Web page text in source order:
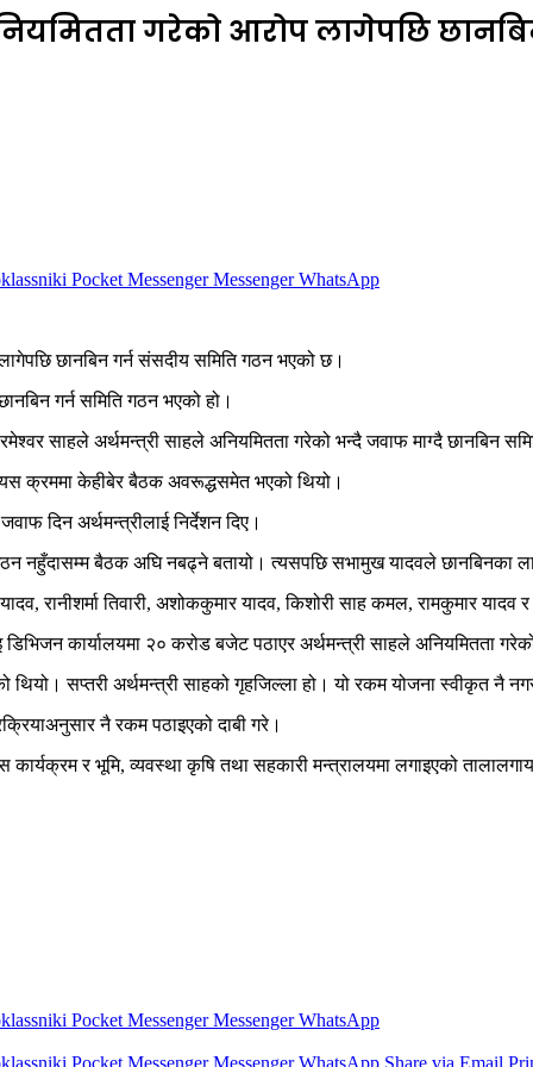
गरेको आरोप लागेपछि
Pocket Messenger Messenger WhatsApp
छानबिन गर्न संसदीय समिति गठन भएको छ।
गर्न समिति गठन भएको हो।
साहले अर्थमन्त्री साहले अनियमितता गरेको भन्दै जवाफ माग्दै छानबिन
क्रममा केहीबेर बैठक अवरूद्धसमेत भएको थियो।
दिन अर्थमन्त्रीलाई निर्देशन दिए।
नहुँदासम्म बैठक अघि नबढ्ने बतायो। त्यसपछि सभामुख यादवले छानबिनका
रानीशर्मा तिवारी, अशोककुमार यादव, किशोरी साह कमल, रामकुमार यादव
डिभिजन कार्यालयमा २० करोड बजेट पठाएर अर्थमन्त्री साहले अनियमितता
सप्तरी अर्थमन्त्री साहको गृहजिल्ला हो। यो रकम योजना स्वीकृत नै
नै रकम पठाइएको दाबी गरे।
र भूमि, व्यवस्था कृषि तथा सहकारी मन्त्रालयमा लगाइएको
Pocket Messenger Messenger WhatsApp
Pocket Messenger Messenger WhatsApp Share via Email